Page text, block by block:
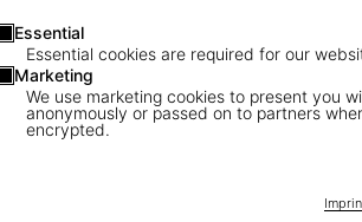
Essential
Essential cookies are required for our
Marketing
We use marketing cookies to present you
anonymously or passed on to partners
encrypted.